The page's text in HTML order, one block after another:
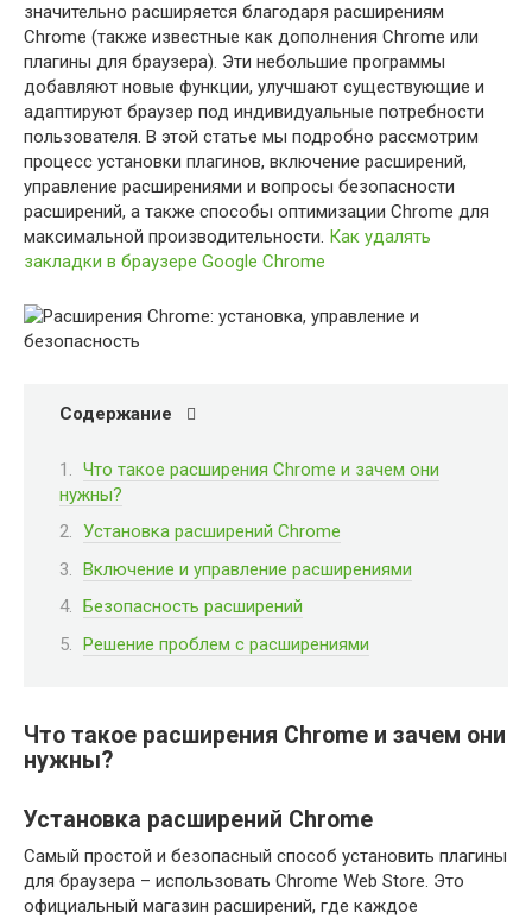
значительно расширяется благодаря расширениям
Chrome (также известные как дополнения Chrome или
плагины для браузера). Эти небольшие программы
добавляют новые функции, улучшают существующие и
адаптируют браузер под индивидуальные потребности
пользователя. В этой статье мы подробно рассмотрим
процесс установки плагинов, включение расширений,
управление расширениями и вопросы безопасности
расширений, а также способы оптимизации Chrome для
максимальной производительности. Как удалять
закладки в браузере Google Chrome
Содержание
Что такое расширения Chrome и зачем они
нужны?
Установка расширений Chrome
Включение и управление расширениями
Безопасность расширений
Решение проблем с расширениями
Что такое расширения Chrome и зачем они
нужны?
Установка расширений Chrome
Самый простой и безопасный способ установить плагины
для браузера – использовать Chrome Web Store. Это
официальный магазин расширений, где каждое